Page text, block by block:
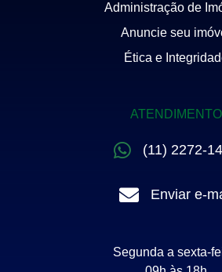
Administração de
Anuncie seu
Ética e
ATENDIMENTO
(11) 2272-
Enviar e-
Segunda a sexta-